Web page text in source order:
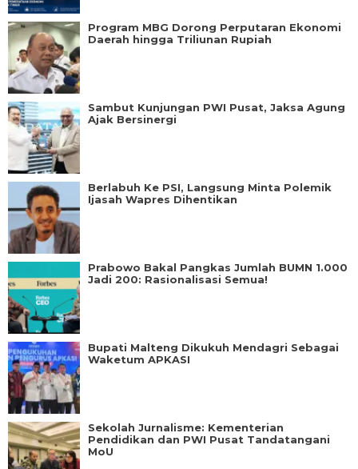
Program MBG Dorong Perputaran Ekonomi
Daerah hingga Triliunan Rupiah
Sambut Kunjungan PWI Pusat, Jaksa Agung
Ajak Bersinergi
Berlabuh Ke PSI, Langsung Minta Polemik
Ijasah Wapres Dihentikan
Prabowo Bakal Pangkas Jumlah BUMN 1.000
Jadi 200: Rasionalisasi Semua!
Bupati Malteng Dikukuh Mendagri Sebagai
Waketum APKASI
Sekolah Jurnalisme: Kementerian
Pendidikan dan PWI Pusat Tandatangani
MoU